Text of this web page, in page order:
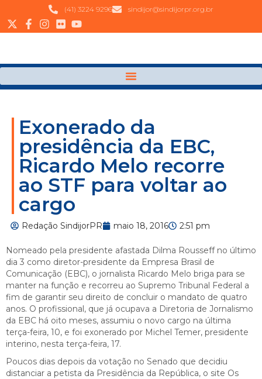
(41) 3224 9296 sindijor@sindijorpr.org.br
Exonerado da
presidência da EBC,
Ricardo Melo recorre
ao STF para voltar ao
cargo
Redação SindijorPR maio 18, 2016 2:51 pm
Nomeado pela presidente afastada Dilma Rousseff no último
dia 3 como diretor-presidente da Empresa Brasil de
Comunicação (EBC), o jornalista Ricardo Melo briga para se
manter na função e recorreu ao Supremo Tribunal Federal a
fim de garantir seu direito de concluir o mandato de quatro
anos. O profissional, que já ocupava a Diretoria de Jornalismo
da EBC há oito meses, assumiu o novo cargo na última
terça-feira, 10, e foi exonerado por Michel Temer, presidente
interino, nesta terça-feira, 17.
Poucos dias depois da votação no Senado que decidiu
distanciar a petista da Presidência da República, o site Os